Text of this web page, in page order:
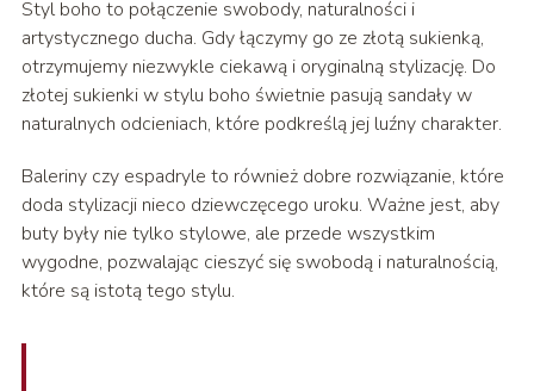
Styl boho to połączenie swobody, naturalności i
artystycznego ducha. Gdy łączymy go ze złotą sukienką,
otrzymujemy niezwykle ciekawą i oryginalną stylizację. Do
złotej sukienki w stylu boho świetnie pasują sandały w
naturalnych odcieniach, które podkreślą jej luźny charakter.
Baleriny czy espadryle to również dobre rozwiązanie, które
doda stylizacji nieco dziewczęcego uroku. Ważne jest, aby
buty były nie tylko stylowe, ale przede wszystkim
wygodne, pozwalając cieszyć się swobodą i naturalnością,
które są istotą tego stylu.